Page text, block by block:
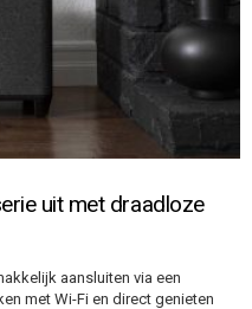
uit met draadloze
aansluiten via een
met Wi-Fi en direct genieten